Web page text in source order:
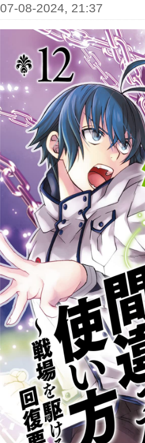
07-08-2024, 21:37